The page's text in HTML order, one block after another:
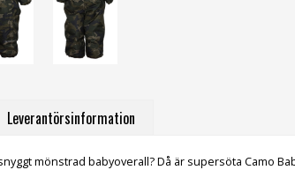
Leverantörsinformation
mönstrad babyoverall? Då är supersöta Camo